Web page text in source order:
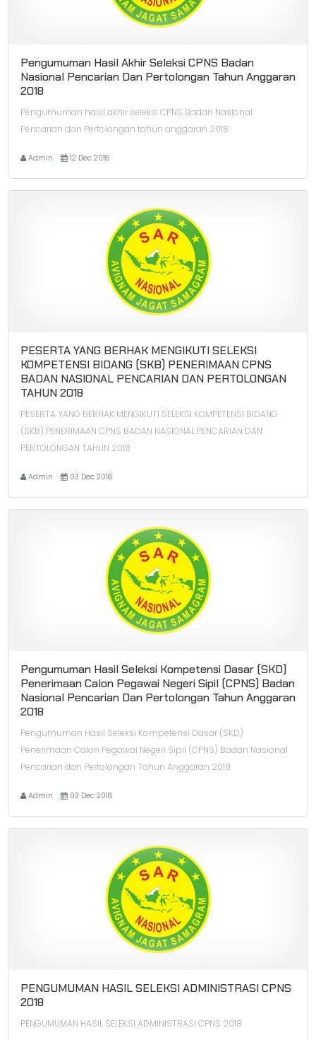
Pengumuman Hasil Akhir Seleksi CPNS Badan
Nasional Pencarian Dan Pertolongan Tahun Anggaran
2018
Pengumuman hasil akhir seleksi CPNS Badan Nasional
Pencarian dan Pertolongan tahun anggaran 2018
Admin 12 Dec 2018
PESERTA YANG BERHAK MENGIKUTI SELEKSI
KOMPETENSI BIDANG (SKB) PENERIMAAN CPNS
BADAN NASIONAL PENCARIAN DAN PERTOLONGAN
TAHUN 2018
PESERTA YANG BERHAK MENGIKUTI SELEKSI KOMPETENSI BIDANG
(SKB) PENERIMAAN CPNS BADAN NASIONAL PENCARIAN DAN
PERTOLONGAN TAHUN 2018
Admin 03 Dec 2018
Pengumuman Hasil Seleksi Kompetensi Dasar (SKD)
Penerimaan Calon Pegawai Negeri Sipil (CPNS) Badan
Nasional Pencarian Dan Pertolongan Tahun Anggaran
2018
Pengumuman Hasil Seleksi Kompetensi Dasar (SKD)
Penerimaan Calon Pegawai Negeri Sipil (CPNS) Badan Nasional
Pencarian dan Pertolongan Tahun Anggaran 2018
Admin 03 Dec 2018
PENGUMUMAN HASIL SELEKSI ADMINISTRASI CPNS
2018
PENGUMUMAN HASIL SELEKSI ADMINISTRASI CPNS 2018